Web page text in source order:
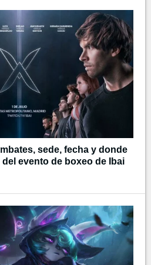
sede, fecha y donde
evento de boxeo de Ibai